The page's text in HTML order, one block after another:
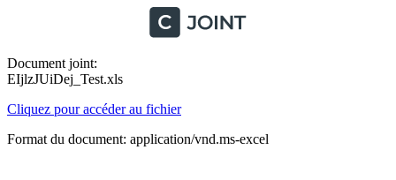
Document joint:
EIjlzJUiDej_Test.xls
Cliquez pour accéder au fichier
Format du document: application/vnd.ms-excel